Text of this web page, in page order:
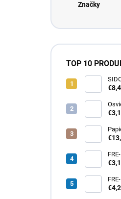
Značky
TOP 10